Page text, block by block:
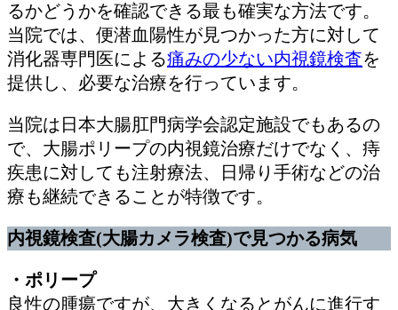
るかどうかを確認できる最も確実な方法です。
当院では、便潜血陽性が見つかった方に対して
消化器専門医による痛みの少ない内視鏡検査を
提供し、必要な治療を行っています。
当院は日本大腸肛門病学会認定施設でもあるの
で、大腸ポリープの内視鏡治療だけでなく、痔
疾患に対しても注射療法、日帰り手術などの治
療も継続できることが特徴です。
内視鏡検査(大腸カメラ検査)で見つかる病気
・ポリープ
良性の腫瘍ですが、大きくなるとがんに進行す